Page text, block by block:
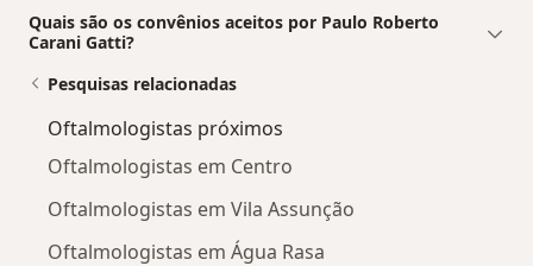
Quais são os convênios aceitos por Paulo Roberto
Carani Gatti?
Pesquisas relacionadas
Oftalmologistas próximos
Oftalmologistas em Centro
Oftalmologistas em Vila Assunção
Oftalmologistas em Água Rasa